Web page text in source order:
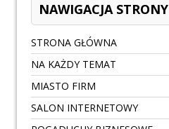
NAWIGACJA STRONY
STRONA GŁÓWNA
NA KAŻDY TEMAT
MIASTO FIRM
SALON INTERNETOWY